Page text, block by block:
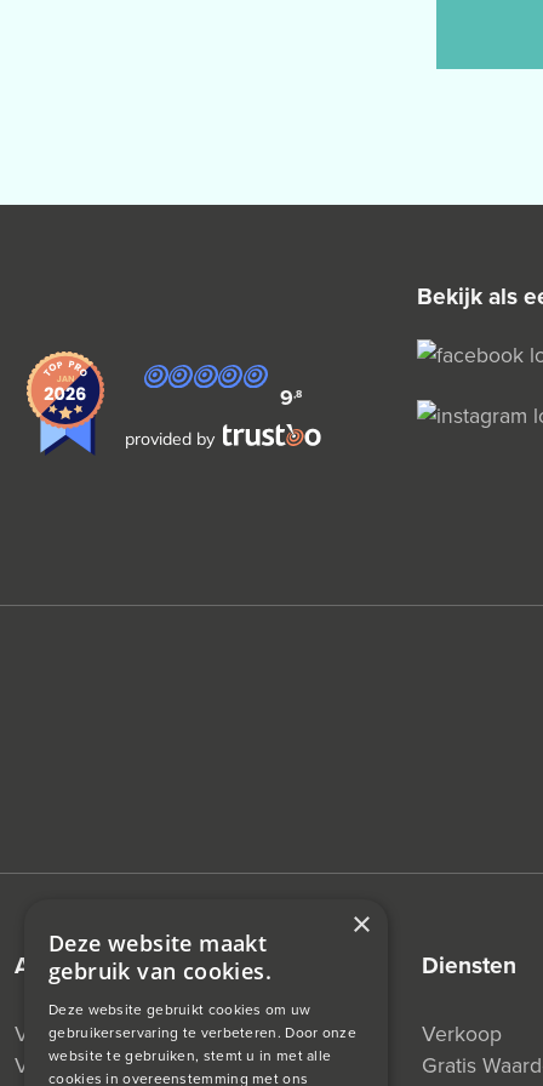
9,8
provided by
bekijk als
aanbod
Verkocht
Verhuurd
diensten
Verkoop
Gratis
×
Deze website maakt
gebruik van cookies.
Deze website gebruikt cookies om uw
gebruikerservaring te verbeteren. Door onze
website te gebruiken, stemt u in met alle
cookies in overeenstemming met ons